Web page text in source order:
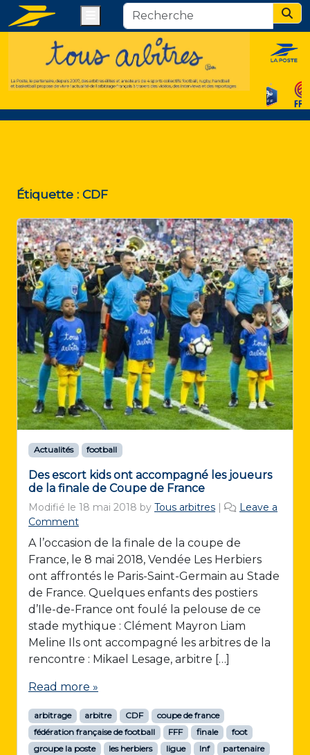
Étiquette : CDF
Actualités football
Des escort kids ont accompagné les joueurs
de la finale de Coupe de France
Modifié le 18 mai 2018 by Tous arbitres
Leave a
Comment
A l’occasion de la finale de la coupe de
France, le 8 mai 2018, Vendée Les Herbiers
ont affrontés le Paris-Saint-Germain au Stade
de France. Quelques enfants des postiers
d’Ile-de-France ont foulé la pelouse de ce
stade mythique : Clément Mayron Liam
Meline Ils ont accompagné les arbitres de la
rencontre : Mikael Lesage, arbitre […]
Read more »
arbitrage arbitre CDF
coupe de france
fédération française de football
FFF finale
foot
groupe la poste
les herbiers ligue lnf
partenaire